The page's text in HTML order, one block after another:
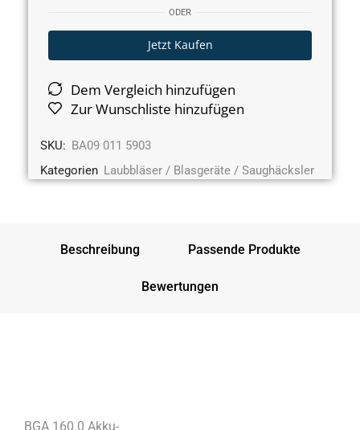
ODER
Jetzt Kaufen
Dem Vergleich hinzufügen
Zur Wunschliste hinzufügen
SKU: BA09 011 5903
Kategorien Laubbläser / Blasgeräte / Saughäcksler
Beschreibung Passende Produkte
Bewertungen
BGA 160.0 Akku-